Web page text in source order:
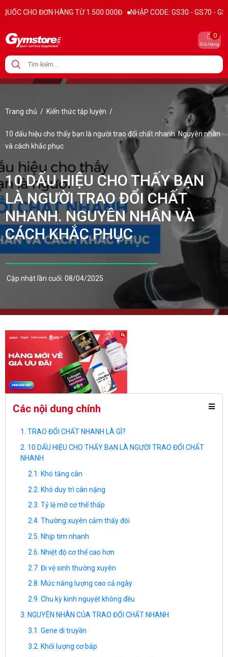
HÀNG TỪ 1.500.000Đ NHẬP CODE: GS30 - GS70 - GS100 giảm trực
Giỏ hàng
0
Trang chủ / Kiến thức tập luyện /
10 dấu hiệu cho thấy bạn là người trao đổi chất nhanh. Nguyên nhân
và cách khắc phục
10 DẤU HIỆU CHO THẤY BẠN
LÀ NGƯỜI TRAO ĐỔI CHẤT
NHANH. NGUYÊN NHÂN VÀ
CÁCH KHẮC PHỤC
Cập nhật lần cuối: 08/04/2025
Các nội dung chính
TRAO ĐỔI CHẤT NHANH LÀ GÌ?
10 DẤU HIỆU CHO THẤY BẠN LÀ NGƯỜI TRAO ĐỔI CHẤT
NHANH
Khó tăng cân
Khó duy trì cân nặng
Tỷ lệ mỡ cơ thể thấp
Thường xuyên cảm thấy đói
Nhịp tim nhanh
Nhiệt độ cơ thể cao hơn
Đi vệ sinh thường xuyên
Mức năng lượng cao cả ngày
Chu kỳ kinh nguyệt không đều
NGUYÊN NHÂN CỦA TRAO ĐỔI CHẤT NHANH
Gene di truyền
Khối lượng cơ bắp